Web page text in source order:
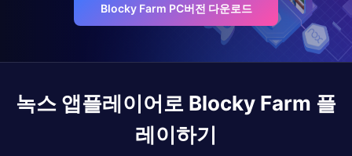
Blocky Farm PC버전 다운로드
녹스 앱플레이어로 Blocky Farm 플
레이하기